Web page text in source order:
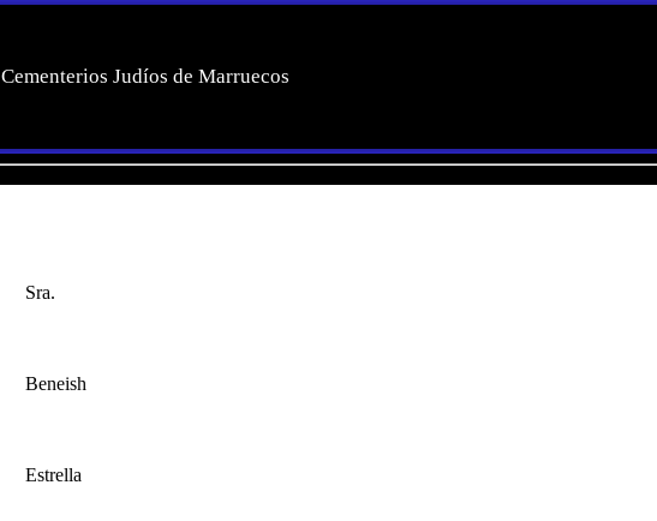
Cementerios Judíos de Marruecos
Sra.
Beneish
Estrella